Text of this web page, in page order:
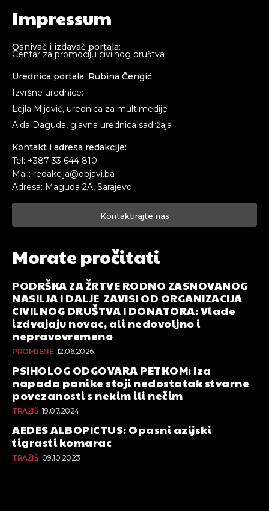
Impressum
Osnivač i izdavač portala:
Centar za promociju civilnog društva
Urednica portala: Rubina Čengić
Izvršne urednice:
Lejla Mijović, urednica za multimedije
Aida Daguda, glavna urednica sadržaja
Kontakt i adresa redakcije:
Tel: +387 33 644 810
Mail: redakcija@objavi.ba
Adresa: Maguda 2A, Sarajevo
Kontaktirajte nas
Morate pročitati
PODRŠKA ZA ŽRTVE RODNO ZASNOVANOG
NASILJA I DALJE ZAVISI OD ORGANIZACIJA
CIVILNOG DRUŠTVA I DONATORA: Vlade
izdvajaju novac, ali nedovoljno i
nepravovremeno
PROMJENE 12.06.2026
PSIHOLOG ODGOVARA PETKOM: Iza
napada panike stoji nedostatak stvarne
povezanosti s nekim ili nečim
TRAŽIŠ 19.07.2024
AEDES ALBOPICTUS: Opasni azijski
tigrasti komarac
TRAŽIŠ 09.10.2023